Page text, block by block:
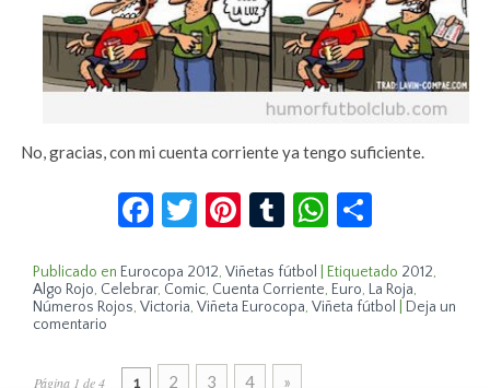
No, gracias, con mi cuenta corriente ya tengo suficiente.
Facebook
Twitter
Pinterest
TumblrWhatsApp
Publicado en Eurocopa 2012,Viñetas fútbol Etiquetado 2012,
Algo Rojo, Celebrar, Comic, Cuenta Corriente, Euro, La Roja,
Números Rojos,Victoria,Viñeta Eurocopa,Viñeta fútbol
Deja un
comentario
Página 1 de 4 1 2 3 4 »